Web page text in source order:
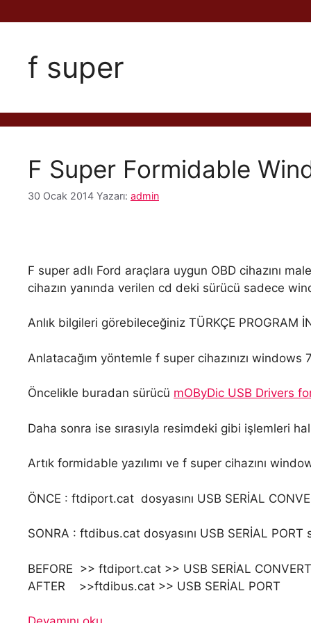
f super
F Super Formidable
30 Ocak 2014 Yazarı: admin
F super adlı Ford araçlara uygun OBD cihazını
cihazın yanında verilen cd deki sürücü sadece
Anlık bilgileri görebileceğiniz TÜRKÇE PROGRAM
Anlatacağım yöntemle f super cihazınızı
Öncelikle buradan sürücü mOByDic USB Drivers
Daha sonra ise sırasıyla resimdeki gibi işlemleri
Artık formidable yazılımı ve f super cihazını
ÖNCE : ftdiport.cat dosyasını USB SERİAL
SONRA : ftdibus.cat dosyasını USB SERİAL PORT
BEFORE >> ftdiport.cat >> USB SERİAL
AFTER >>ftdibus.cat >> USB SERİAL PORT